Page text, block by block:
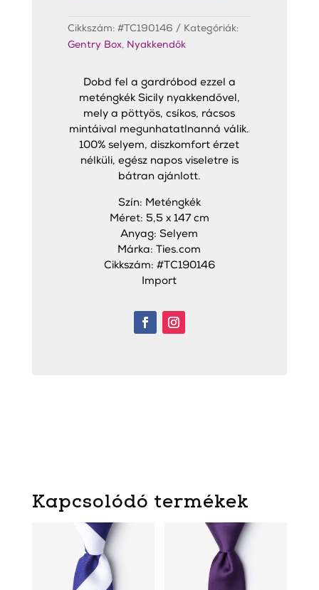
Cikkszám: #TC190146
Kategóriák:
Gentry Box, Nyakkendők
Dobd fel a gardróbod ezzel a
meténgkék Sicily nyakkendővel,
mely a pöttyös, csíkos, rácsos
mintáival megunhatatlnanná válik.
100% selyem, diszkomfort érzet
nélküli, egész napos viseletre is
bátran ajánlott.
Szín: Meténgkék
Méret: 5,5 x 147 cm
Anyag: Selyem
Márka: Ties.com
Cikkszám: #TC190146
Import
Kapcsolódó termékek